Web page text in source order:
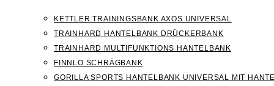
KETTLER TRAININGSBANK AXOS UNIVERSAL
TRAINHARD HANTELBANK DRÜCKERBANK
TRAINHARD MULTIFUNKTIONS HANTELBANK
FINNLO SCHRÄGBANK
GORILLA SPORTS HANTELBANK UNIVERSAL MIT